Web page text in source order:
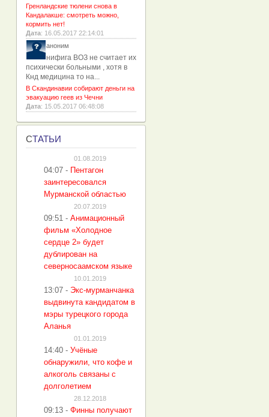
Гренландские тюлени снова в
Кандалакше: смотреть можно,
кормить нет!
Дата: 16.05.2017 22:14:01
аноним
нифига ВОЗ не считает их
психически больными , хотя в
Кнд медицина то на...
В Скандинавии собирают деньги на
эвакуацию геев из Чечни
Дата: 15.05.2017 06:48:08
СТАТЬИ
01.08.2019
04:07 - Пентагон
заинтересовался
Мурманской областью
20.07.2019
09:51 - Анимационный
фильм «Холодное
сердце 2» будет
дублирован на
северносаамском языке
10.01.2019
13:07 - Экс-мурманчанка
выдвинута кандидатом в
мэры турецкого города
Аланья
01.01.2019
14:40 - Учёные
обнаружили, что кофе и
алкоголь связаны с
долголетием
28.12.2018
09:13 - Финны получают